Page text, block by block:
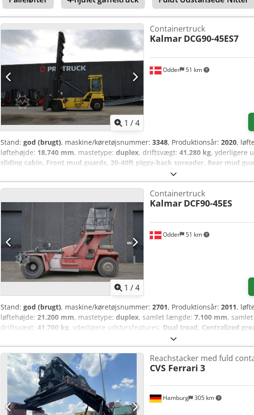
Bakkamera
1 /4
Odder 51 km
Containertruck
Kalmar DCG90-45ES7
Stand: god (brugt), maskine/køretøjsnummer: 3348, Produktionsår: 2020,
løftehøjde: 18.740 mm, mastetype: duplex, driftsvægt: 41.280 kg, yderligere
sliding cabin, Front mud guards, 20-40ft piggy-back spreader, Rear mud
system, Automatic Greasing System for spreader and inner boom, Dual
Kalmar DCG90-45ES7 from Uniktruck Csdpfeyuicvox Agreha Wheel type –
type – Steering wheel: Pneumatic Wheel size – Drive wheel: 14.00-24 Wheel
1 /4
Odder 51 km
Containertruck
Kalmar DCF90-45ES
Stand: god (brugt), maskine/køretøjsnummer: 2701, Produktionsår: 2011,
løftehøjde: 21.200 mm, mastetype: duplex, samlet længde: 7.100 mm,
driftsvægt: 41.700 kg, yderligere udstyrsfeatures: Dual tread, Centralized
, Udstyr:
Wheel type – Drive wheel: Pneumatic Wheel type – Steering wheel:
14.00-24 Chjdpfx Aoyuhrvjgrja Wheel size – Steering wheel: 14.00-24
Hamburg 305 km
Reachstacker med fuld
CVS Ferrari 3